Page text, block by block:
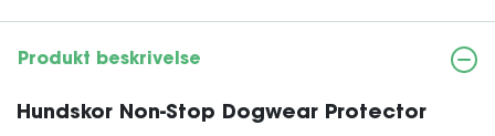
Produkt beskrivelse
Hundskor Non-Stop Dogwear Protector